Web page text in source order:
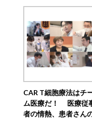
CAR T細胞療法はチ
ム医療だ！ 医療従
者の情熱、患者さん